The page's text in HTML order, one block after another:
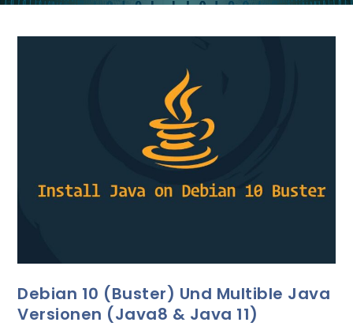
Debian 10 (Buster) Und Multible Java
Versionen (Java8 & Java 11)